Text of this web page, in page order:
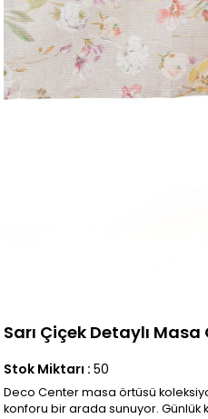
Sarı Çiçek Detaylı
Stok Miktarı : 50
Deco Center masa örtüsü
konforu bir arada sunuyor.